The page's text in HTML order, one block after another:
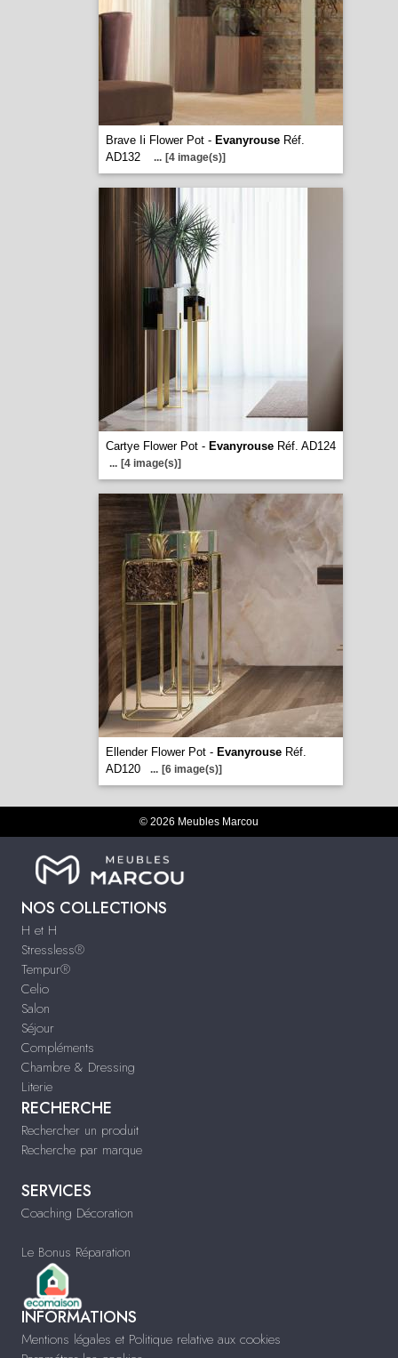
Brave Ii Flower Pot - EvanyrouseRéf.
AD132
... [4 image(s)]
Cartye Flower Pot - EvanyrouseRéf. AD124
... [4 image(s)]
Ellender Flower Pot - EvanyrouseRéf.
AD120
... [6 image(s)]
© 2026 Meubles Marcou
NOS COLLECTIONS
H et H
Stressless®
Tempur®
Celio
Salon
Séjour
Compléments
Chambre & Dressing
Literie
RECHERCHE
Rechercher un produit
Recherche par marque
SERVICES
Coaching Décoration
Le Bonus Réparation
INFORMATIONS
Mentions légales et Politique relative aux cookies